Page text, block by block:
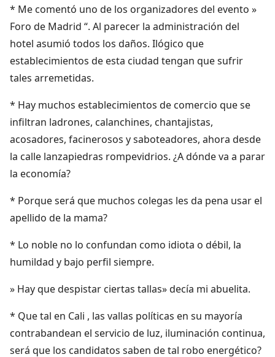
* Me comentó uno de los organizadores del evento »
Foro de Madrid “. Al parecer la administración del
hotel asumió todos los daños. Ilógico que
establecimientos de esta ciudad tengan que sufrir
tales arremetidas.
* Hay muchos establecimientos de comercio que se
infiltran ladrones, calanchines, chantajistas,
acosadores, facinerosos y saboteadores, ahora desde
la calle lanzapiedras rompevidrios. ¿A dónde va a parar
la economía?
* Porque será que muchos colegas les da pena usar el
apellido de la mama?
* Lo noble no lo confundan como idiota o débil, la
humildad y bajo perfil siempre.
» Hay que despistar ciertas tallas» decía mi abuelita.
* Que tal en Cali , las vallas políticas en su mayoría
contrabandean el servicio de luz, iluminación continua,
será que los candidatos saben de tal robo energético?